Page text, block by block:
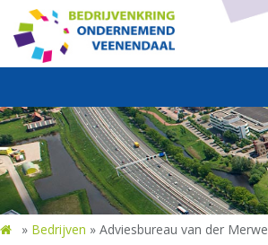
» Bedrijven » Adviesbureau van der Merwe